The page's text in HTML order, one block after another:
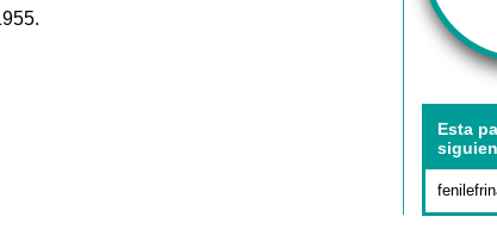
Esta